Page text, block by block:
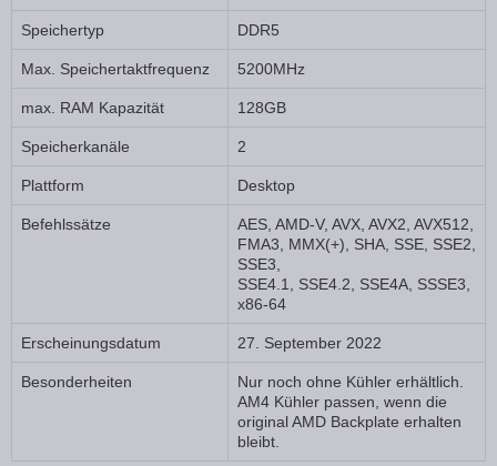
Speichertyp DDR5
Max. Speichertaktfrequenz 5200MHz
max. RAM Kapazität 128GB
Speicherkanäle 2
Plattform Desktop
Befehlssätze
AES, AMD-V, AVX, AVX2, AVX512,
FMA3, MMX(+), SHA, SSE, SSE2,
SSE3,
SSE4.1, SSE4.2, SSE4A, SSSE3,
x86-64
Erscheinungsdatum 27. September 2022
Besonderheiten
Nur noch ohne Kühler erhältlich.
AM4 Kühler passen, wenn die
original AMD Backplate erhalten
bleibt.